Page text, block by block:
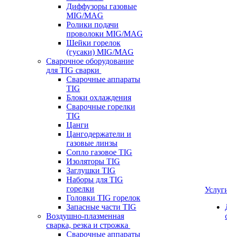
Диффузоры газовые
MIG/MAG
Ролики подачи
проволоки MIG/MAG
Шейки горелок
(гусаки) MIG/MAG
Сварочное оборудование
для TIG сварки
Сварочные аппараты
TIG
Блоки охлаждения
Сварочные горелки
TIG
Цанги
Цангодержатели и
газовые линзы
Сопло газовое TIG
Изоляторы TIG
Заглушки TIG
Наборы для TIG
горелки
Головки TIG горелок
Запасные части TIG
Воздушно-плазменная
сварка, резка и строжка
Сварочные аппараты